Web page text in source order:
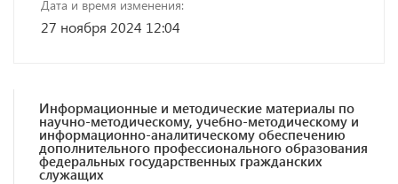
Дата и время изменения:
27 ноября 2024 12:04
Информационные и методические материалы по
научно-методическому, учебно-методическому и
информационно-аналитическому обеспечению
дополнительного профессионального образования
федеральных государственных гражданских
служащих